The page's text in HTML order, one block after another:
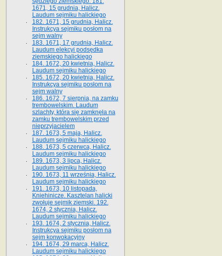
1671, 15 grudnia, Halicz.
Laudum sejmiku halickiego
182. 1671, 15 grudnia, Halicz.
Instrukcya sejmiku posłom na
sejm walny
183. 1671, 17 grudnia, Halicz.
Laudum elekcyi podsędka
ziemskiego halickiego
184. 1672, 20 kwietnia, Halicz.
Laudum sejmiku halickiego
185. 1672, 20 kwietnia, Halicz.
Instrukcya sejmiku posłom na
sejm walny
186. 1672, 7 sierpnia, na zamku
trembowelskim. Laudum
szlachty, która się zamknęła na
zamku trembowelskim przed
nieprzyjacielem
187. 1673, 5 maja, Halicz.
Laudum sejmiku halickiego
188. 1673, 5 czerwca, Halicz.
Laudum sejmiku halickiego
189. 1673, 3 lipca, Halicz.
Laudum sejmiku halickiego
190. 1673, 11 września, Halicz.
Laudum sejmiku halickiego
191. 1673, 10 listopada,
Kniehinicze. Kasztelan halicki
zwołuje sejmik ziemski. 192.
1674, 2 stycznia, Halicz.
Laudum sejmiku halickiego
193. 1674, 2 stycznia, Halicz.
Instrukcya sejmiku posłom na
sejm konwokacyjny
194. 1674, 29 marca, Halicz.
Laudum sejmiku halickiego